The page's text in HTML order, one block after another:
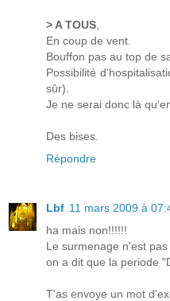
> A TOUS
En coup de vent.
Bouffon pas au top de
Possibilité
sûr).
Je ne serai donc là
Des bises.
Répondre
Lbf 11 mars 2009 à
ha mais non!!!!!!
Le surmenage n'est
on a dit que la periode
T'as envoye un mot